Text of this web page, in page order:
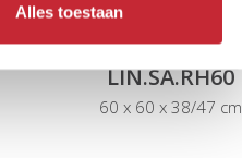
Alles toestaan
LIN.SA.RH60
60 x 60 x 38/47 cm